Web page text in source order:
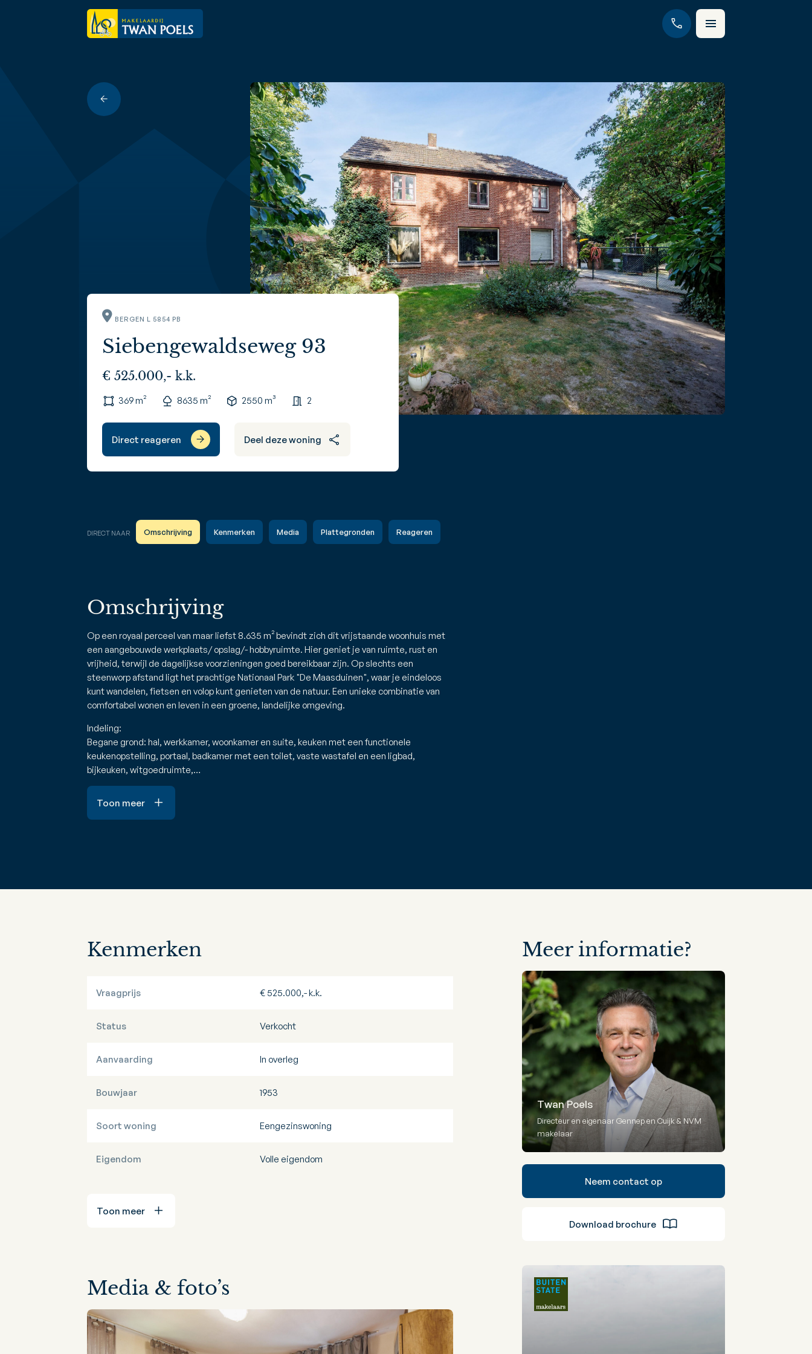
BERGEN L 5854 PB
Siebengewaldseweg 93
€ 525.000,- k.k.
369 m² 8635 m² 2550 m³ 2
Direct reageren Deel deze woning
DIRECT NAAR Omschrijving Kenmerken Media Plattegronden Reageren
Omschrijving
Op een royaal perceel van maar liefst 8.635 m² bevindt zich dit vrijstaande woonhuis met
een aangebouwde werkplaats/ opslag/- hobbyruimte. Hier geniet je van ruimte, rust en
vrijheid, terwijl de dagelijkse voorzieningen goed bereikbaar zijn. Op slechts een
steenworp afstand ligt het prachtige Nationaal Park "De Maasduinen", waar je eindeloos
kunt wandelen, fietsen en volop kunt genieten van de natuur. Een unieke combinatie van
comfortabel wonen en leven in een groene, landelijke omgeving.
Indeling:
Begane grond: hal, werkkamer, woonkamer en suite, keuken met een functionele
keukenopstelling, portaal, badkamer met een toilet, vaste wastafel en een ligbad,
bijkeuken, witgoedruimte,…
Toon meer
Kenmerken
Vraagprijs € 525.000,- k.k.
Status Verkocht
Aanvaarding In overleg
Bouwjaar 1953
Soort woning Eengezinswoning
Eigendom Volle eigendom
Toon meer
Media & foto’s
Meer informatie?
Twan Poels
Directeur en eigenaar Gennep en Cuijk & NVM
makelaar
Neem contact op
Download brochure